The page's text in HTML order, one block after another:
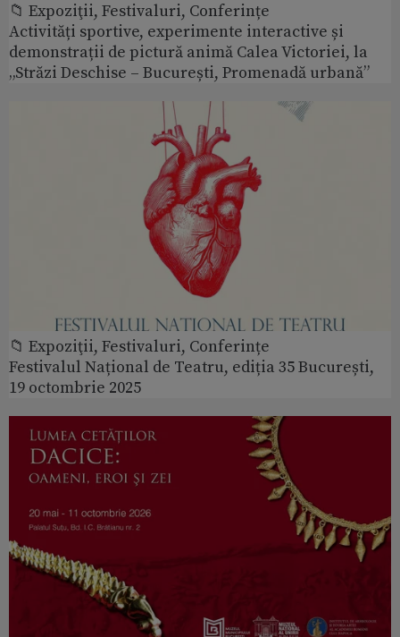
📁 Expoziţii, Festivaluri, Conferințe
Activități sportive, experimente interactive și
demonstrații de pictură animă Calea Victoriei, la
„Străzi Deschise – București, Promenadă urbană”
📁 Expoziţii, Festivaluri, Conferințe
Festivalul Național de Teatru, ediția 35 București,
19 octombrie 2025